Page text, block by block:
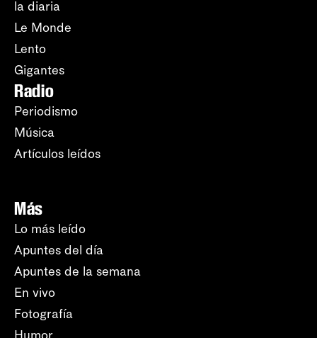
la diaria
Le Monde
Lento
Gigantes
Radio
Periodismo
Música
Artículos leídos
Más
Lo más leído
Apuntes del día
Apuntes de la semana
En vivo
Fotografía